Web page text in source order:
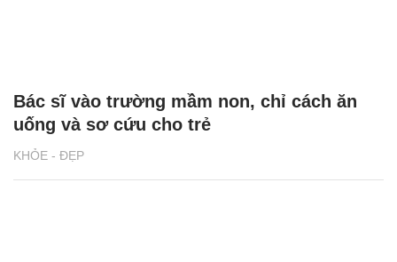
KHỎE - ĐẸP
Bác sĩ vào trường mầm non, chỉ cách ăn
uống và sơ cứu cho trẻ